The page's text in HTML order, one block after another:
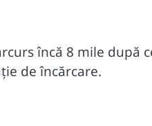
încă 8 mile după
de încărcare.